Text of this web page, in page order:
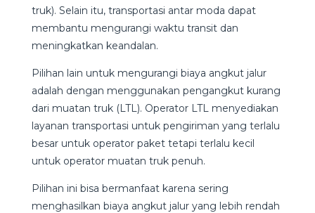
truk). Selain itu, transportasi antar moda dapat
membantu mengurangi waktu transit dan
meningkatkan keandalan.
Pilihan lain untuk mengurangi biaya angkut jalur
adalah dengan menggunakan pengangkut kurang
dari muatan truk (LTL). Operator LTL menyediakan
layanan transportasi untuk pengiriman yang terlalu
besar untuk operator paket tetapi terlalu kecil
untuk operator muatan truk penuh.
Pilihan ini bisa bermanfaat karena sering
menghasilkan biaya angkut jalur yang lebih rendah